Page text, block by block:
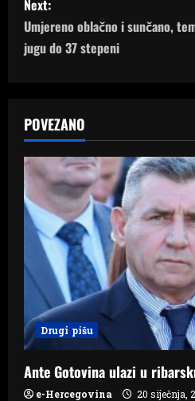
s
t
a
v
i
g
t
i
o
n
Next:
Umjereno oblačno i sunčano,
jugu do 37 stepeni
POVEZANO
Drugi pišu
Ante Gotovina ulazi u
e-Hercegovina 20 siječnja,